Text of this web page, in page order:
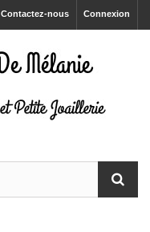
Connexion
Contactez-nous